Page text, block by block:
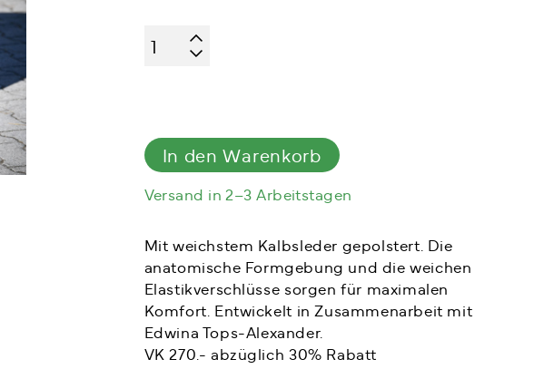
Amerigo
Gamaschen
Menge
In den Warenkorb
Versand in 2–3 Arbeitstagen
Mit weichstem Kalbsleder gepolstert. Die
anatomische Formgebung und die weichen
Elastikverschlüsse sorgen für maximalen
Komfort. Entwickelt in Zusammenarbeit mit
Edwina Tops-Alexander.
VK 270.- abzüglich 30% Rabatt